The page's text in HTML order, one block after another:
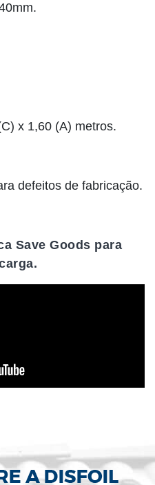
x 1,60 (A) metros.
defeitos de fabricação.
Save Goods para